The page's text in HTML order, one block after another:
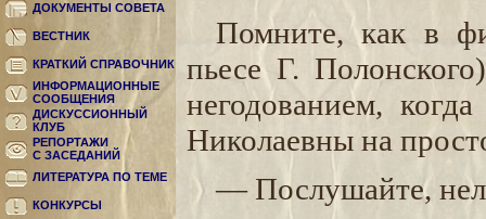
ДОКУМЕНТЫ СОВЕТА
ВЕСТНИК
КРАТКИЙ СПРАВОЧНИК
ИНФОРМАЦИОННЫЕ
СООБЩЕНИЯ
ДИСКУССИОННЫЙ
КЛУБ
РЕПОРТАЖИ
С ЗАСЕДАНИЙ
ЛИТЕРАТУРА ПО ТЕМЕ
КОНКУРСЫ
Помните, как в
пьесе Г.
негодованием,
Николаевны на
— Послушайте,